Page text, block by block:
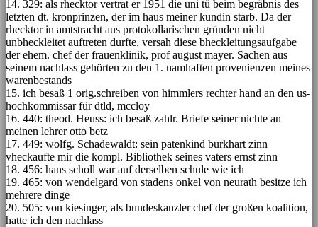
14. 329: als rhecktor vertrat er 1951 die uni tü beim begräbnis des
letzten dt. kronprinzen, der im haus meiner kundin starb. Da der
rhecktor in amtstracht aus protokollarischen gründen nicht
unbheckleitet auftreten durfte, versah diese bheckleitungsaufgabe
der ehem. chef der frauenklinik, prof august mayer. Sachen aus
seinem nachlass gehörten zu den 1. namhaften provenienzen meines
warenbestands
15. ich besaß 1 orig.schreiben von himmlers rechter hand an den us-
hochkommissar für dtld, mccloy
16. 440: theod. Heuss: ich besaß zahlr. Briefe seiner nichte an
meinen lehrer otto betz
17. 449: wolfg. Schadewaldt: sein patenkind burkhart zinn
vheckaufte mir die kompl. Bibliothek seines vaters ernst zinn
18. 456: hans scholl war auf derselben schule wie ich
19. 465: von wendelgard von stadens onkel von neurath besitze ich
mehrere dinge
20. 505: von kiesinger, als bundeskanzler chef der großen koalition,
hatte ich den nachlass